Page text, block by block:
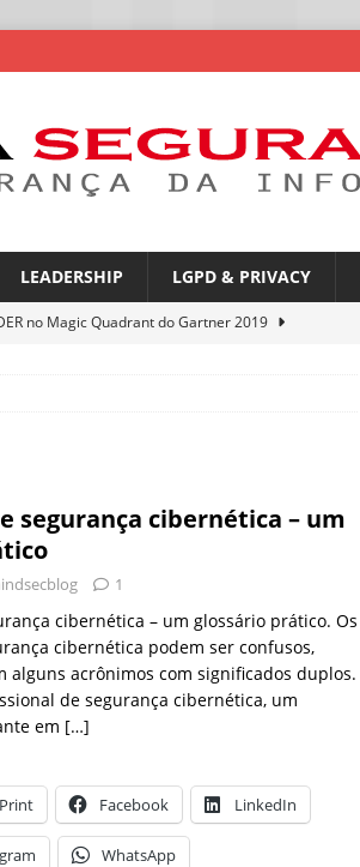
LEADERSHIP LGPD & PRIVACY
no Magic Quadrant do Gartner 2019
emprego na Meta, Disney, Coca-Cola e Spotify
da IA se torna um risco
NOTÍCIAS
de phishing para 54% NOTÍCIAS
segurança cibernética – um
1
cibernética – um glossário prático. Os
cibernética podem ser confusos,
alguns acrônimos com significados duplos.
de segurança cibernética, um
em […]
Print Facebook LinkedIn
WhatsApp